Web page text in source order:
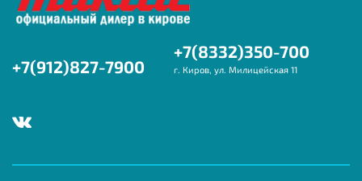
+7(912)827-7900
+7(8332)350-700
г. Киров, ул. Милицейская 11